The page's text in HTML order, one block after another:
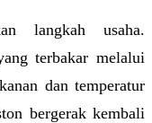
langkah usaha.
terbakar melalui
dan temperatur
bergerak kembali